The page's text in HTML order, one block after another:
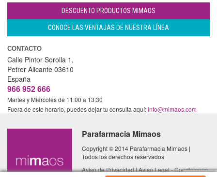
DESCUENTO PRODUCTOS MIMAOS
CONOCE LAS VENTAJAS DE NUESTRA LÍNEA
CONTACTO
Calle Pintor Sorolla 1,
Petrer Alicante 03610
España
966 952 666
Martes y Miércoles de 11:00 a 13:30
Fuera de este horario, puedes dejar tu consulta aquí:info@mimaos.com
Parafarmacia Mimaos
Copyright © 2014 Parafarmacia Mimaos |
Todos los derechos reservados
Aviso de Privacidad|Aviso Legal - Condiciones